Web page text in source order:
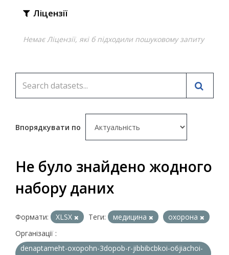
Ліцензії
Немає Ліцензії, які б підходили пошуковому запиту
Впорядкувати по
Не було знайдено жодного
набору даних
Формати: XLSX Теги: медицина
охорона
Організації :
denaptameht-oxopohn-3dopob-r-jibbibcbkoi-o6jiachoi-